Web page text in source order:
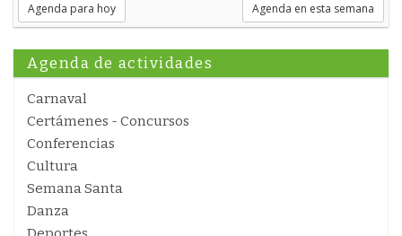
Agenda para hoy Agenda en esta semana
Agenda de actividades
Carnaval
Certámenes - Concursos
Conferencias
Cultura
Semana Santa
Danza